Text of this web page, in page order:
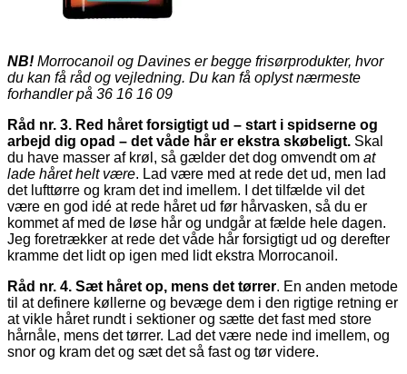
NB! Morrocanoil og Davines er begge frisørprodukter, hvor
du kan få råd og vejledning. Du kan få oplyst nærmeste
forhandler på 36 16 16 09
Råd nr. 3. Red håret forsigtigt ud – start i spidserne og
arbejd dig opad – det våde hår er ekstra skøbeligt. Skal
du have masser af krøl, så gælder det dog omvendt om at
lade håret helt være. Lad være med at rede det ud, men lad
det lufttørre og kram det ind imellem. I det tilfælde vil det
være en god idé at rede håret ud før hårvasken, så du er
kommet af med de løse hår og undgår at fælde hele dagen.
Jeg foretrækker at rede det våde hår forsigtigt ud og derefter
kramme det lidt op igen med lidt ekstra Morrocanoil.
Råd nr. 4. Sæt håret op, mens det tørrer. En anden metode
til at definere køllerne og bevæge dem i den rigtige retning er
at vikle håret rundt i sektioner og sætte det fast med store
hårnåle, mens det tørrer. Lad det være nede ind imellem, og
snor og kram det og sæt det så fast og tør videre.